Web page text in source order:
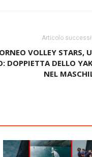
Articolo
VOLLEY STARS,
DOPPIETTA DELLO
NEL